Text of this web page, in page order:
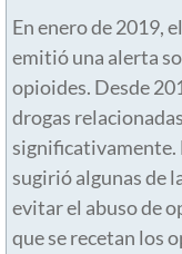
En enero de 2019,
emitió una alerta
opioides. Desde
drogas
significativamente.
sugirió algunas de
evitar el abuso de
que se recetan los